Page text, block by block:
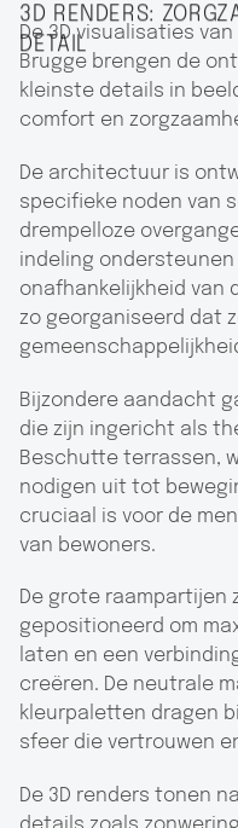
3D RENDERS:
DETAIL
De 3D visualisaties
Brugge brengen de
kleinste details in
comfort en
De architectuur is
specifieke noden van
drempelloze
indeling
onafhankelijkheid van
zo georganiseerd dat
Bijzondere aandacht
die zijn ingericht als
Beschutte terrassen,
nodigen uit tot
cruciaal is voor de
van bewoners.
De grote raampartijen
gepositioneerd om
laten en een
creëren. De neutrale
kleurpaletten dragen
sfeer die vertrouwen
De 3D renders tonen